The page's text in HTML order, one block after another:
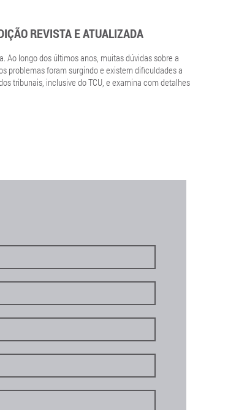
REVISTA E ATUALIZADA
longo dos últimos anos, muitas dúvidas sobre a
problemas foram surgindo e existem dificuldades a
tribunais, inclusive do TCU, e examina com detalhes